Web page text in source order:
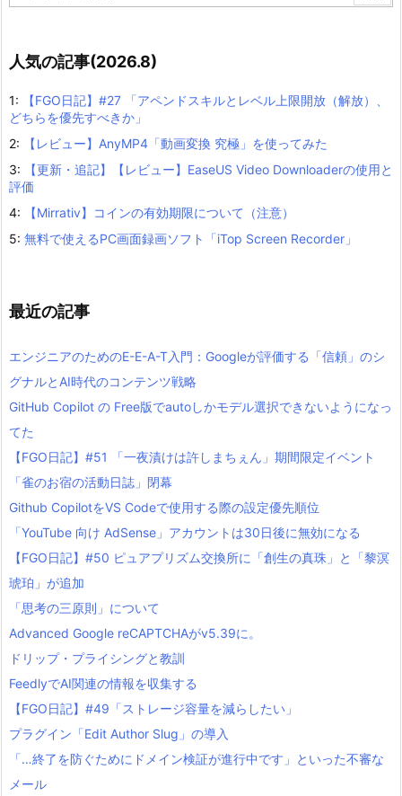
人気の記事(2026.8)
1:
【FGO日記】#27 「アペンドスキルとレベル上限開放（解放）、
どちらを優先すべきか」
2:
【レビュー】AnyMP4「動画変換 究極」を使ってみた
3:
【更新・追記】【レビュー】EaseUS Video Downloaderの使用と
評価
4:
【Mirrativ】コインの有効期限について（注意）
5: 無料で使えるPC画面録画ソフト「iTop Screen Recorder」
最近の記事
エンジニアのためのE-E-A-T入門：Googleが評価する「信頼」のシ
グナルとAI時代のコンテンツ戦略
GitHub Copilot の Free版でautoしかモデル選択できないようになっ
てた
【FGO日記】#51 「一夜漬けは許しまちぇん」期間限定イベント
「雀のお宿の活動日誌」閉幕
Github CopilotをVS Codeで使用する際の設定優先順位
「YouTube 向け AdSense」アカウントは30日後に無効になる
【FGO日記】#50 ピュアプリズム交換所に「創生の真珠」と「黎溟
琥珀」が追加
「思考の三原則」について
Advanced Google reCAPTCHAがv5.39に。
ドリップ・プライシングと教訓
FeedlyでAI関連の情報を収集する
【FGO日記】#49「ストレージ容量を減らしたい」
プラグイン「Edit Author Slug」の導入
「…終了を防ぐためにドメイン検証が進行中です」といった不審な
メール